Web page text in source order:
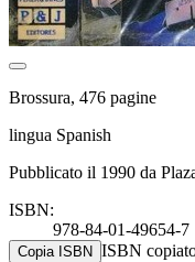
Brossura, 476 pagine
lingua Spanish
Pubblicato il 1990 da
ISBN:
978-84-01-49654-7
Copia ISBN ISBN